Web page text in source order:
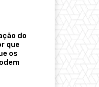
do
que
os